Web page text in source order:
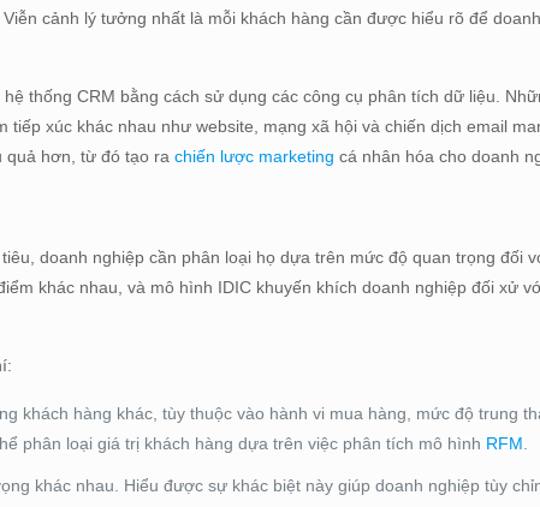
cảnh lý tưởng nhất là mỗi khách hàng cần được hiểu rõ để
thống CRM bằng cách sử dụng các công cụ phân tích dữ liệu.
xúc khác nhau như website, mạng xã hội và chiến dịch email
quả hơn, từ đó tạo rachiến lược marketing cá nhân hóa cho doanh
doanh nghiệp cần phân loại họ dựa trên mức độ quan trọng đối
khác nhau, và mô hình IDIC khuyến khích doanh nghiệp đối xử
khách hàng khác, tùy thuộc vào hành vi mua hàng, mức độ trung
phân loại giá trị khách hàng dựa trên việc phân tích mô hình RFM.
khác nhau. Hiểu được sự khác biệt này giúp doanh nghiệp tùy